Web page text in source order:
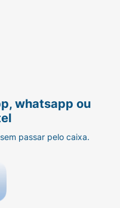
whatsapp ou
passar pelo caixa.